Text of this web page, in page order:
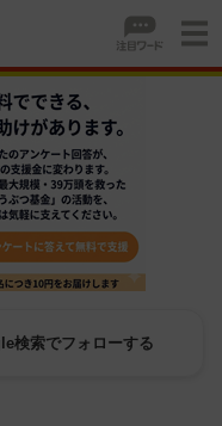
検索でフォローする